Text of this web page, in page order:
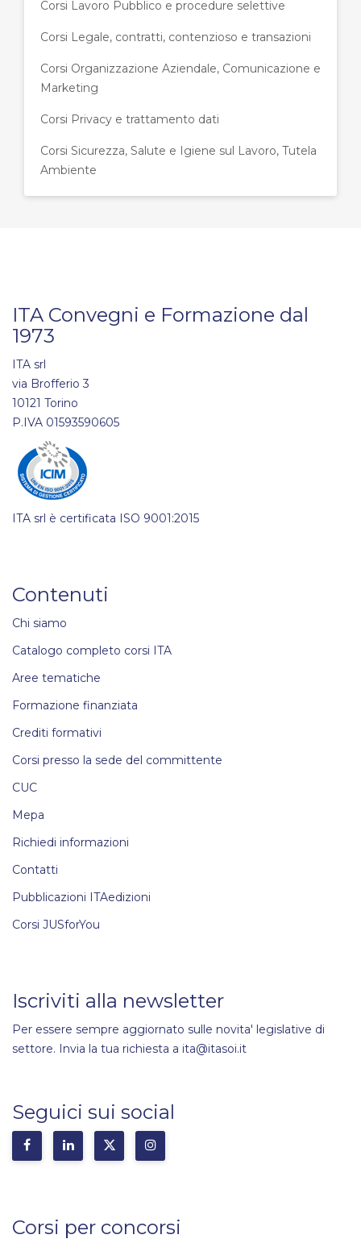
Corsi Lavoro Pubblico e procedure selettive
Corsi Legale, contratti, contenzioso e transazioni
Corsi Organizzazione Aziendale, Comunicazione e
Marketing
Corsi Privacy e trattamento dati
Corsi Sicurezza, Salute e Igiene sul Lavoro, Tutela
Ambiente
ITA Convegni e Formazione dal
1973
ITA srl
via Brofferio 3
10121 Torino
P.IVA 01593590605
ITA srl è certificata ISO 9001:2015
Contenuti
Chi siamo
Catalogo completo corsi ITA
Aree tematiche
Formazione finanziata
Crediti formativi
Corsi presso la sede del committente
CUC
Mepa
Richiedi informazioni
Contatti
Pubblicazioni ITAedizioni
Corsi JUSforYou
Iscriviti alla newsletter
Per essere sempre aggiornato sulle novita' legislative di
settore. Invia la tua richiesta a ita@itasoi.it
Seguici sui social
Corsi per concorsi